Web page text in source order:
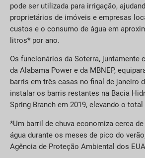
pode ser utilizada para irrigação,
proprietários de imóveis e empresas
custos e o consumo de água em
litros* por ano.
Os funcionários da Soterra, juntamente
da Alabama Power e da MBNEP,
barris em três casas no final de janeiro
instalar os barris restantes na Bacia
Spring Branch em 2019, elevando o
*Um barril de chuva economiza cerca
água durante os meses de pico do
Agência de Proteção Ambiental dos